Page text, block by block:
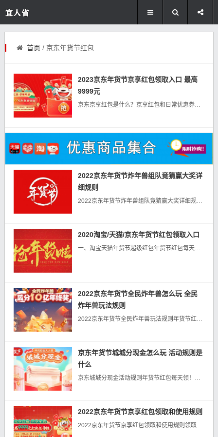
首页 / 京东年货节红包
2023京东年货节京享红包领取入口 最高
9999元
京东京享红包是什么？京享红包和日常优惠券有什么不同？ 京享红包是一种直接可以抵扣现金的红包，只在大促期发放，且可与任何优惠叠加（例如东券、京券、京豆等）。...
2022京东年货节炸年兽组队竟猜赢大奖详
细规则
2022京东年货节炸年兽组队竟猜赢大奖详细规则 年货节红包每天领！！ 》》》点击领红包《《《 1、...
2020淘宝/天猫/京东年货节红包领取入口
一、淘宝天猫年货节超级红包年货节红包每天领！！》》》点击领红包《《《领取时间：1月7日 20点 至 1月21日 23:59:50使用时间：1月9日 20点 至 1月...
2022京东年货节全民炸年兽怎么玩 全民
炸年兽玩法规则
2022京东年货节全民炸年兽玩法规则年货节红包每天领！！》》》点击领红包《《《活动概述1、活动时间本活动所有时间均以北京时间为准。整体活动时间: 2022年01 月09日00: 00: 00--2022年...
京东年货节城城分现金怎么玩 活动规则是
什么
京东城城分现金活动规则年货节红包每天领！！》》》点击领红包《《《活动概述1、活动时间:本活动所有时间均以北京时间为准①活动在线时间: 2022年01月09日00: 00: 00--2022年01月18日2...
2022京东年货节京享红包领取和使用规则
2022京东年货节京享红包领取和使用规则领取地址：>>>>>电脑端领取<<<<<>>>>>手机端领取<<...